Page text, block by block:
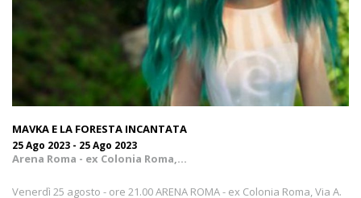
MAVKA E LA FORESTA INCANTATA
25 Ago 2023 - 25 Ago 2023
Arena Roma - ex Colonia Roma,...
Venerdì 25 agosto - ore 21.00 ARENA ROMA - ex Colonia Roma, Via A.